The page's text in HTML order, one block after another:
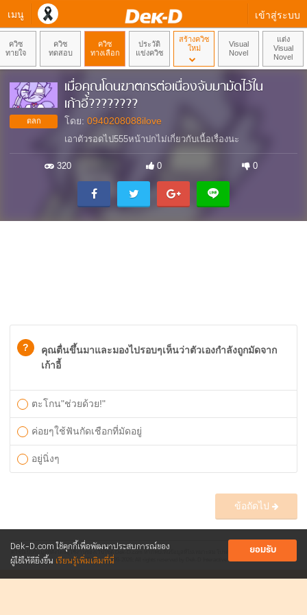
เมนู เข้าสู่ระบบ
Dek-D.com ใช้คุกกี้เพื่อพัฒนาประสบการณ์ของ
ผู้ใช้ให้ดียิ่งขึ้น เรียนรู้เพิ่มเติมที่นี่
ยอมรับ
ควิซ
ทายใจ
ควิซ
ทดสอบ
ควิซ
ทางเลือก
ประวัติ
แข่งควิซ
สร้างควิซ
ใหม่
Visual
Novel
แต่ง
Visual
Novel
ตลก
เมื่อคุณโดนฆาตกรต่อเนื่องจับมามัดไว้ใน
เก้าอี้????????
โดย: 0940208088ilove
เอาตัวรอดไป555หน้าปกไม่เกี่ยวกับเนื้อเรื่องนะ
320 0 0
?
คุณตื่นขึ้นมาและมองไปรอบๆเห็นว่าตัวเองกำลังถูกมัดจาก
เก้าอี้
ตะโกน"ช่วยด้วย!"
ค่อยๆใช้ฟันกัดเชือกที่มัดอยู่
อยู่นิ่งๆ
ข้อถัดไป
ควิซนี้เป็นข้อมูลที่ตั้งโดยผู้ใช้งานของเว็บไซต์ Dek-D.com หากพบเห็นข้อมูลที่ไม่เหมาะสม โปรดแจ้ง
webmaster@dek-d.com
www.Dek-D.com©1999-2026; All rights reserved by Dek-D Interactive Co.,Ltd.